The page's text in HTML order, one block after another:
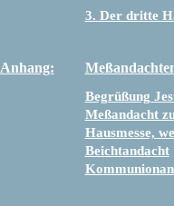
3. Der dritte
Anhang:
Begrüßung
Meßandacht
Hausmesse,
Beichtandacht